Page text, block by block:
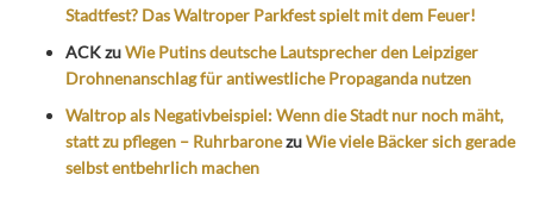
Stadtfest? Das Waltroper Parkfest spielt mit dem Feuer!
ACKzuWie Putins deutsche Lautsprecher den Leipziger
Drohnenanschlag für antiwestliche Propaganda nutzen
Waltrop als Negativbeispiel: Wenn die Stadt nur noch mäht,
statt zu pflegen – RuhrbaronezuWie viele Bäcker sich gerade
selbst entbehrlich machen